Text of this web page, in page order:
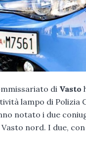
di Vasto
lampo di
notato i due
nord. I due,